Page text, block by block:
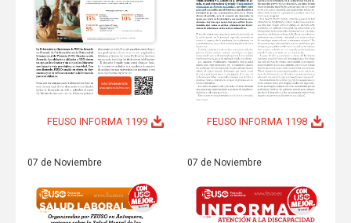
FEUSO INFORMA 1199 FEUSO INFORMA 1198
07 de Noviembre 07 de Noviembre